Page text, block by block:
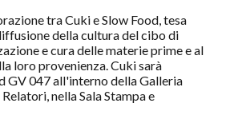
tra Cuki e Slow Food, tesa
della cultura del cibo di
e cura delle materie prime e al
loro provenienza. Cuki sarà
GV 047 all'interno della Galleria
nella Sala Stampa e